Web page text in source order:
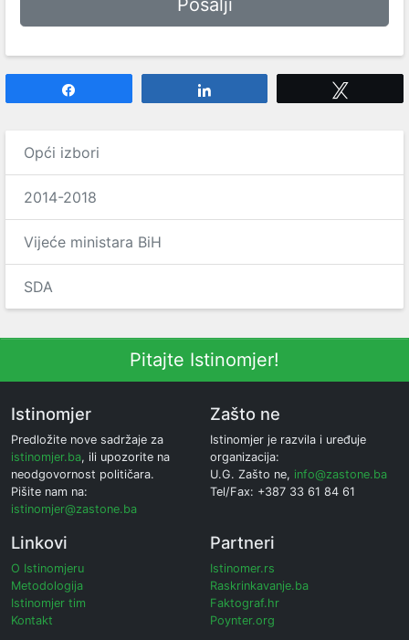
Opći izbori
2014-2018
Vijeće ministara BiH
SDA
Pitajte Istinomjer!
Istinomjer
Predložite nove sadržaje za
istinomjer.ba, ili upozorite na
neodgovornost političara.
Pišite nam na:
istinomjer@zastone.ba
Zašto ne
Istinomjer je razvila i uređuje
organizacija:
U.G. Zašto ne, info@zastone.ba
Tel/Fax: +387 33 61 84 61
Linkovi
O Istinomjeru
Metodologija
Istinomjer tim
Kontakt
Partneri
Istinomer.rs
Raskrinkavanje.ba
Faktograf.hr
Poynter.org